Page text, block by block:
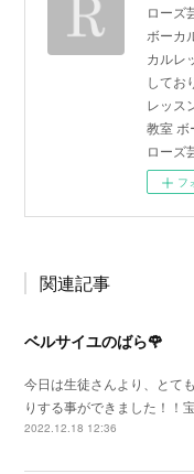
ローズ
ボーカ
カルレ
してお
レッス
教室 ボ
ローズ
フ
関連記事
ベルサイユのばら🌹
今日は生徒さんより、とて
りする事ができました！！
2022.12.18 12:36